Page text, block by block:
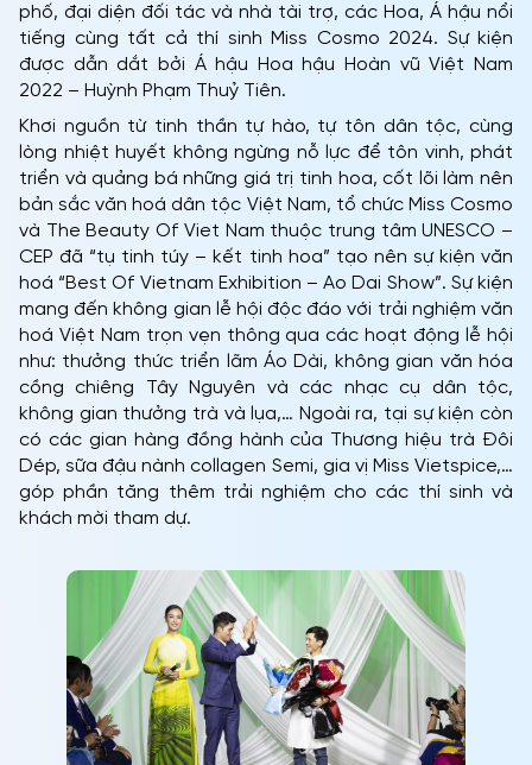
phố, đại diện đối tác và nhà tài trợ, các Hoa, Á hậu nổi
tiếng cùng tất cả thí sinh Miss Cosmo 2024. Sự kiện
được dẫn dắt bởi Á hậu Hoa hậu Hoàn vũ Việt Nam
2022 – Huỳnh Phạm Thuỷ Tiên.
Khơi nguồn từ tinh thần tự hào, tự tôn dân tộc, cùng
lòng nhiệt huyết không ngừng nỗ lực để tôn vinh, phát
triển và quảng bá những giá trị tinh hoa, cốt lõi làm nên
bản sắc văn hoá dân tộc Việt Nam, tổ chức Miss Cosmo
và The Beauty Of Viet Nam thuộc trung tâm UNESCO –
CEP đã “tụ tinh túy – kết tinh hoa” tạo nên sự kiện văn
hoá “Best Of Vietnam Exhibition – Ao Dai Show”. Sự kiện
mang đến không gian lễ hội độc đáo với trải nghiệm văn
hoá Việt Nam trọn vẹn thông qua các hoạt động lễ hội
như: thưởng thức triển lãm Áo Dài, không gian văn hóa
cồng chiêng Tây Nguyên và các nhạc cụ dân tộc,
không gian thưởng trà và lụa,… Ngoài ra, tại sự kiện còn
có các gian hàng đồng hành của Thương hiệu trà Đôi
Dép, sữa đậu nành collagen Semi, gia vị Miss Vietspice,…
góp phần tăng thêm trải nghiệm cho các thí sinh và
khách mời tham dự.